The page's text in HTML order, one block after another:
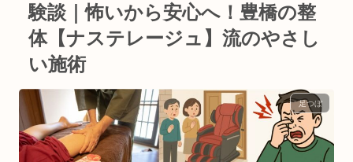
験談｜怖いから安心へ！豊橋の整
体【ナステレージュ】流のやさし
い施術
足つぼ